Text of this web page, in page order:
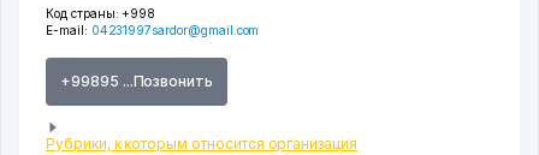
Код страны: +998
E-mail: 04231997sardor@gmail.com
+99895 ...Позвонить
Рубрики, к которым относится организация